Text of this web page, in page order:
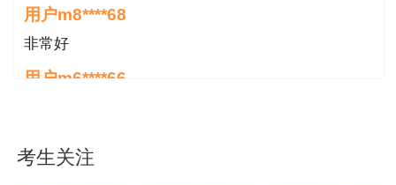
用户m6****66
好
用户m6****66
用户m6****66
考生关注